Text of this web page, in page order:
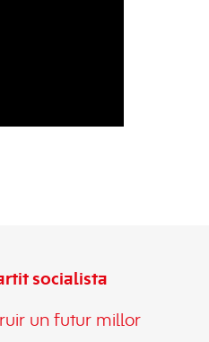
socialista
un futur millor